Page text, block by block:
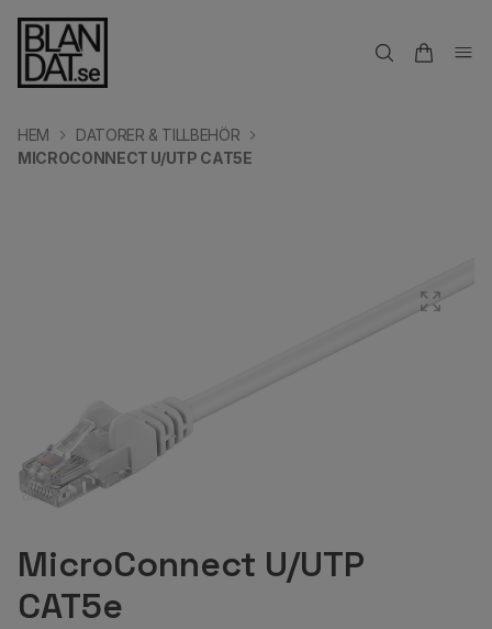
HEM
DATORER & TILLBEHÖR
MICROCONNECT U/UTP CAT5E
MicroConnect U/UTP
CAT5e